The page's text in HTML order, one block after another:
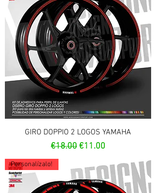
GIRO DOPPIO 2 LOGOS YAMAHA
Regular Price
€18.00Sale Price
€11.00
Personalízalo!